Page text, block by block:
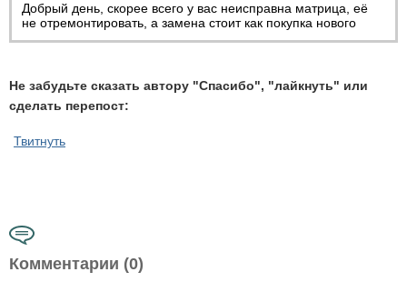
Добрый день, скорее всего у вас неисправна матрица, её
не отремонтировать, а замена стоит как покупка нового
Не забудьте сказать автору "Спасибо", "лайкнуть" или
сделать перепост:
Твитнуть
Комментарии (0)